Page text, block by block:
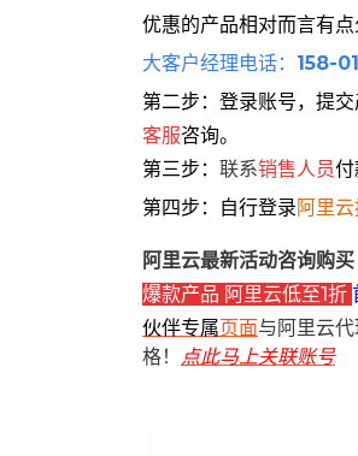
优惠的产品相对而言有
大客户经理电话： 158-
第二步：登录账号，提
客服咨询。
第三步： 联系销售人员
第四步：自行登录 阿里
阿里云最新活动咨询购买
爆款产品 阿里云低至1折
伙伴专属页面与阿里云
格！ 点此马上关联账号